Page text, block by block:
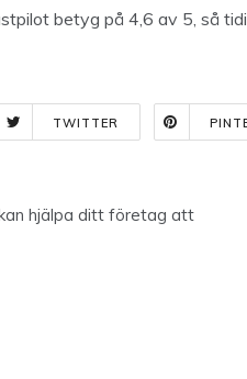
betyg på 4,6 av 5, så
TWITTER
hjälpa ditt företag att